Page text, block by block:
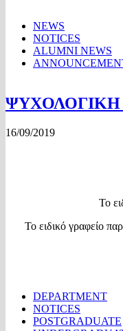
NEWS
NOTICES
ALUMNI NEWS
16/09/2019
Το
Το ειδικό γραφείο
DEPARTMENT
NOTICES
POSTGRADUATE